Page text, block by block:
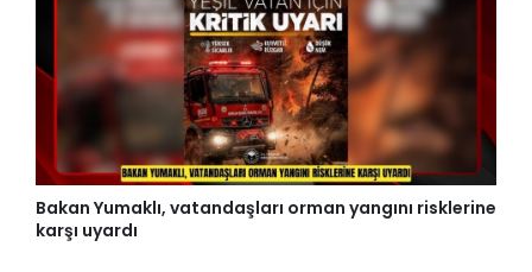
Bakan Yumaklı, vatandaşları orman yangını risklerine
karşı uyardı